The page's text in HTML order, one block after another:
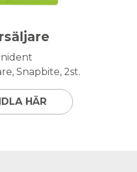
Snapbite, 2st.
HÄR